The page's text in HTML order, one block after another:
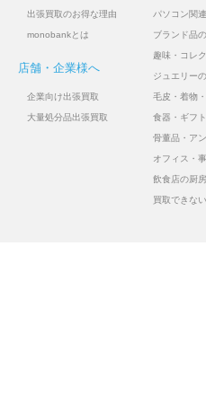
出張買取のお得な理由
monobankとは
店舗・企業様へ
企業向け出張買取
大量処分品出張買取
パソコン関
ブランド品
趣味・コレ
ジュエリー
毛皮・着物
食器・ギフ
骨董品・ア
オフィス・
飲食店の厨
買取できな